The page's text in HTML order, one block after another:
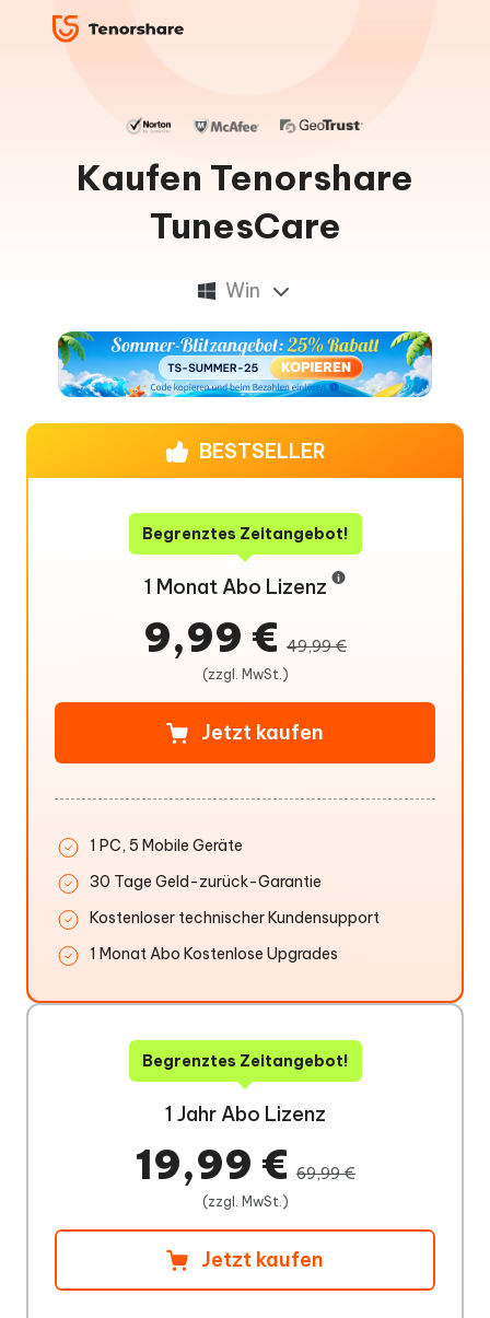
Kaufen Tenorshare
TunesCare
Win
BESTSELLER
Begrenztes Zeitangebot!
1 Monat Abo Lizenz
9,99 € 49,99 €
(zzgl. MwSt.)
Jetzt kaufen
1 PC, 5 Mobile Geräte
30 Tage Geld-zurück-Garantie
Kostenloser technischer Kundensupport
1 Monat Abo Kostenlose Upgrades
Begrenztes Zeitangebot!
1 Jahr Abo Lizenz
19,99 € 69,99 €
(zzgl. MwSt.)
Jetzt kaufen